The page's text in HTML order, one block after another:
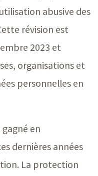
abusive des
révision est
2023 et
organisations et
personnelles en
en
dernières années
La protection